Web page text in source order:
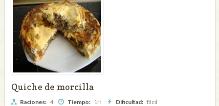
Quiche de morcilla
Raciones: 4 Tiempo: 1H Dificultad: fácil